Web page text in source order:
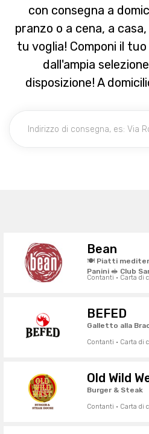
con consegna a
pranzo o a cena, a
tu voglia! Componi il
dall'ampia
disposizione! A
Bean
🍽️ Piatti
Panini 🥪 Club
Contanti · Carta di
BEFED
Galletto alla
Contanti · Carta di
Old Wild
Burger & Steak
Contanti · Carta di